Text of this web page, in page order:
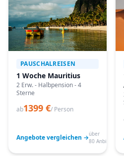
PAUSCHALREISEN
1 Woche Mauritius
2 Erw. - Halbpension - 4
Sterne
ab1399 €/ Person
Angebote vergleichen →über
80 Anbieter